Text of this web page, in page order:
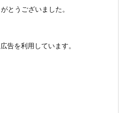
とうございました。
告を利用しています。